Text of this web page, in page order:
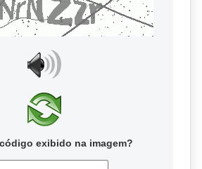
exibido na imagem?